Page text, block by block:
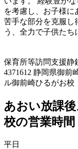
を考慮し、お子様
苦手な部分を克服し
う、全力で子供たち
保育所等訪問支援静
4371612 静岡県御前
ル御前崎ひるがお校
あおい放課
校の営業時間
平日